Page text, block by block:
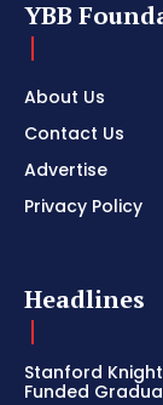
YBB
About Us
Contact Us
Advertise
Privacy Policy
Headlines
Stanford
Funded